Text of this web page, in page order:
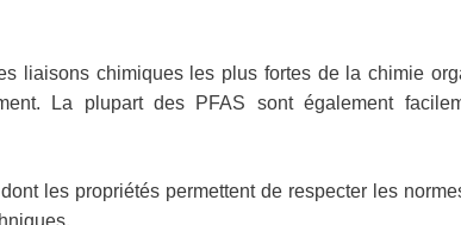
liaisons chimiques les plus fortes de la chimie
La plupart des PFAS sont également
les propriétés permettent de respecter les